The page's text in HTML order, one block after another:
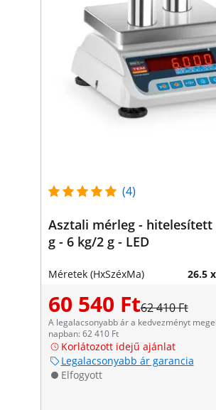
(4)
Asztali mérleg - hitelesített
g - 6 kg/2 g - LED
Méretek (HxSzéxMa) 26.5
60 540 Ft62 410 Ft
A legalacsonyabb ár a kedvezményt
napban: 62 410 Ft
Korlátozott idejű ajánlat
Legalacsonyabb ár garancia
Elfogyott